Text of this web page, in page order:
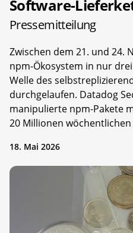
Software-
Pressemitteilung
Zwischen dem 21. und 24.
npm-Ökosystem in nur
Welle des
durchgelaufen. Datadog
manipulierte npm-Pakete
20 Millionen
18. Mai 2026